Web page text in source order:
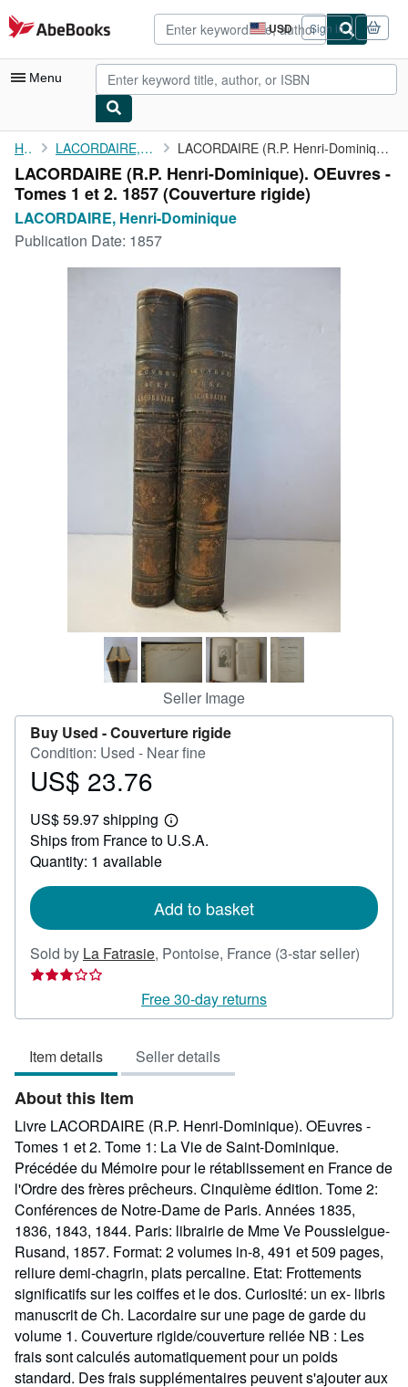
Skip to main content
AbeBooks.com USD
Site
shopping
preferences
Sign in
Menu
My Account
My Purchases
Advanced Search
Browse Collections
CLOSE
Home LACORDAIRE, Henri-Dominique LACORDAIRE (R.P. Henri-Dominique). OEuvres - Tomes 1 et 2. 1857
LACORDAIRE (R.P. Henri-Dominique). OEuvres -
Tomes 1 et 2. 1857 (Couverture rigide)
LACORDAIRE, Henri-Dominique
Publication Date: 1857
Seller Image
Buy Used -Couverture rigide
Condition: Used - Near fine
Price
23.76
US$ 23.76
US$ 59.97 shipping
Learn
more
Ships from France to U.S.A.
Quantity: 1 available
Add to basket
Sold by La Fatrasie, Pontoise, France (3-star seller)
out
Free 30-day returns
Item details Seller details
About this Item
Livre LACORDAIRE (R.P. Henri-Dominique). OEuvres -
Tomes 1 et 2. Tome 1: La Vie de Saint-Dominique.
Précédée du Mémoire pour le rétablissement en France de
l'Ordre des frères prêcheurs. Cinquième édition. Tome 2:
Conférences de Notre-Dame de Paris. Années 1835,
1836, 1843, 1844. Paris: librairie de Mme Ve Poussielgue-
Rusand, 1857. Format: 2 volumes in-8, 491 et 509 pages,
reliure demi-chagrin, plats percaline. Etat: Frottements
significatifs sur les coiffes et le dos. Curiosité: un ex- libris
manuscrit de Ch. Lacordaire sur une page de garde du
volume 1. Couverture rigide/couverture reliée NB : Les
frais sont calculés automatiquement pour un poids
standard. Des frais supplémentaires peuvent s'ajouter aux